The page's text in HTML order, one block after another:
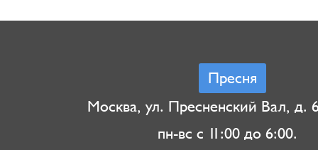
Пресня
Москва, ул. Пресненский Вал, д.
пн-вс с 11:00 до 6:00.